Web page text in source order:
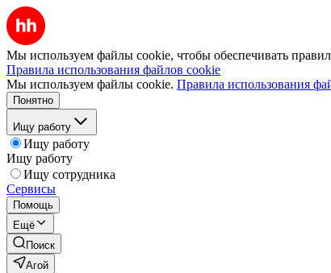
Мы используем файлы cookie, чтобы обеспечивать
Правила использования файлов cookie
Мы используем файлы cookie. Правила использования
Понятно
Ищу работу
Ищу работу
Ищу работу
Ищу сотрудника
Сервисы
Помощь
Ещё
Поиск
Агой